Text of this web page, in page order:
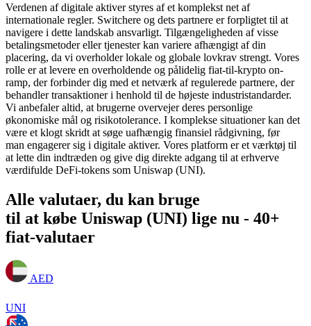
Verdenen af digitale aktiver styres af et komplekst net af
internationale regler. Switchere og dets partnere er forpligtet til at
navigere i dette landskab ansvarligt. Tilgængeligheden af visse
betalingsmetoder eller tjenester kan variere afhængigt af din
placering, da vi overholder lokale og globale lovkrav strengt. Vores
rolle er at levere en overholdende og pålidelig fiat-til-krypto on-
ramp, der forbinder dig med et netværk af regulerede partnere, der
behandler transaktioner i henhold til de højeste industristandarder.
Vi anbefaler altid, at brugerne overvejer deres personlige
økonomiske mål og risikotolerance. I komplekse situationer kan det
være et klogt skridt at søge uafhængig finansiel rådgivning, før
man engagerer sig i digitale aktiver. Vores platform er et værktøj til
at lette din indtræden og give dig direkte adgang til at erhverve
værdifulde DeFi-tokens som Uniswap (UNI).
Alle valutaer, du kan bruge
til at købe Uniswap (UNI) lige nu - 40+
fiat-valutaer
AED
UNI